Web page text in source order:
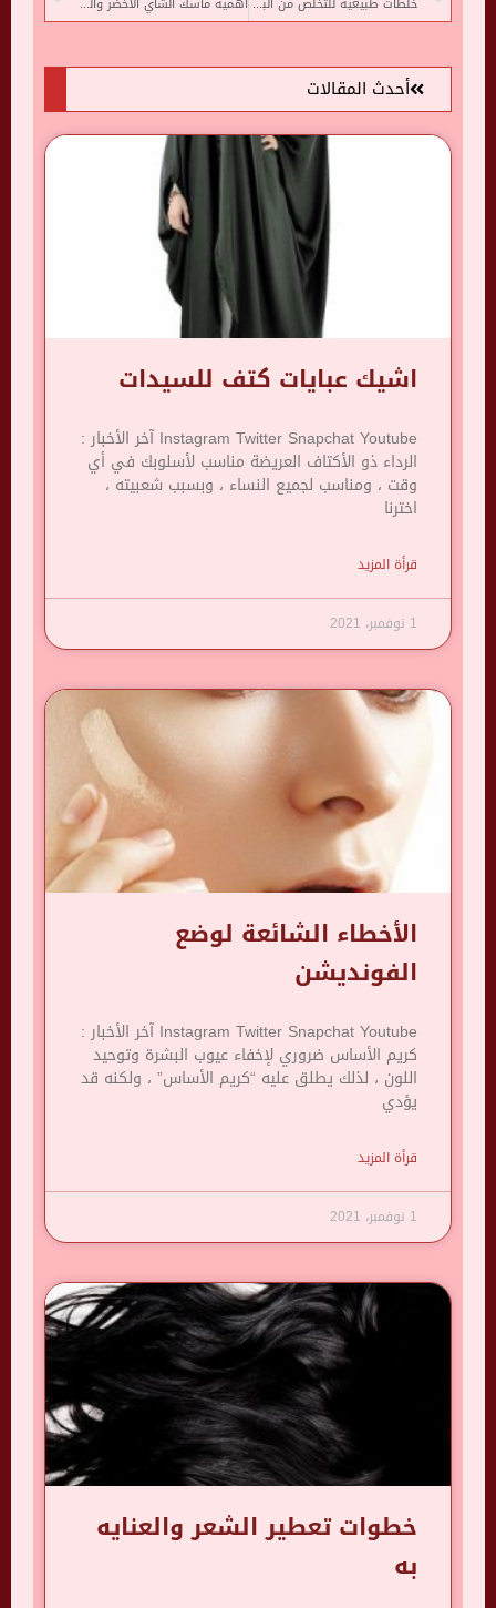
أحدث المقالات
اشيك عبايات كتف للسيدات
Instagram Twitter Snapchat Youtube آخر الأخبار :
الرداء ذو ​​الأكتاف العريضة مناسب لأسلوبك في أي
وقت ، ومناسب لجميع النساء ، وبسبب شعبيته ،
اخترنا
قرأة المزيد
1 نوفمبر، 2021
الأخطاء الشائعة لوضع
الفونديشن
Instagram Twitter Snapchat Youtube آخر الأخبار :
كريم الأساس ضروري لإخفاء عيوب البشرة وتوحيد
اللون ، لذلك يطلق عليه “كريم الأساس” ، ولكنه قد
يؤدي
قرأة المزيد
1 نوفمبر، 2021
خطوات تعطير الشعر والعنايه
به